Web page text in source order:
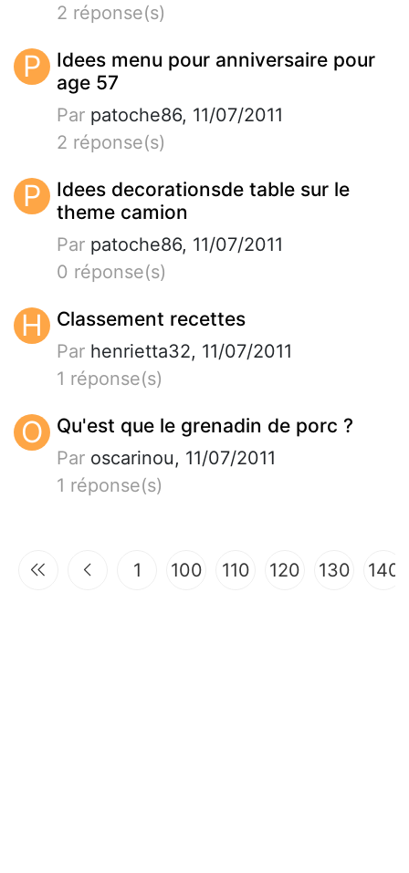
2 réponse(s)
P
Idees menu pour anniversaire pour
age 57
Par patoche86, 11/07/2011
2 réponse(s)
P
Idees decorationsde table sur le
theme camion
Par patoche86, 11/07/2011
0 réponse(s)
H Classement recettes
Par henrietta32, 11/07/2011
1 réponse(s)
O Qu'est que le grenadin de porc ?
Par oscarinou, 11/07/2011
1 réponse(s)
1 100 110 120 130 140